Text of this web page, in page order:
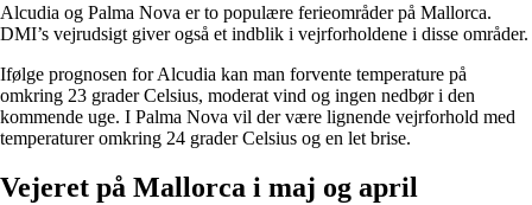
Alcudia og Palma Nova er to populære ferieområder på Mallorca.
DMI’s vejrudsigt giver også et indblik i vejrforholdene i disse områder.
Ifølge prognosen for Alcudia kan man forvente temperature på
omkring 23 grader Celsius, moderat vind og ingen nedbør i den
kommende uge. I Palma Nova vil der være lignende vejrforhold med
temperaturer omkring 24 grader Celsius og en let brise.
Vejeret på Mallorca i maj og april